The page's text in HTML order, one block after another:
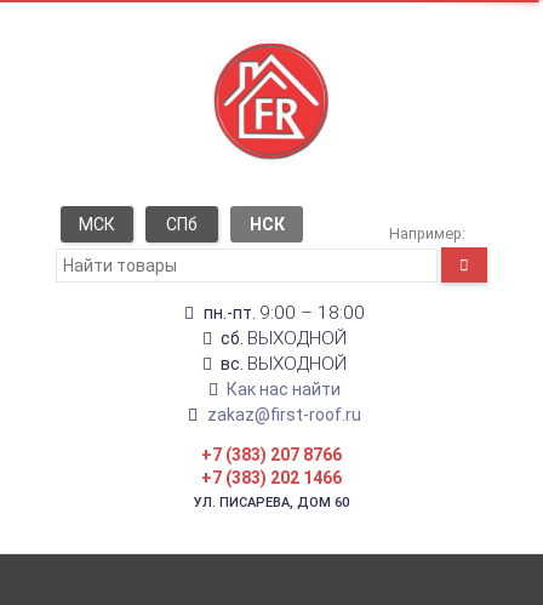
МСК СПб НСК Например:
пн.-пт. 9:00 – 18:00
сб. ВЫХОДНОЙ
вс. ВЫХОДНОЙ
Как нас найти
zakaz@first-roof.ru
+7 (383) 207 8766
+7 (383) 202 1466
УЛ. ПИСАРЕВА, ДОМ 60